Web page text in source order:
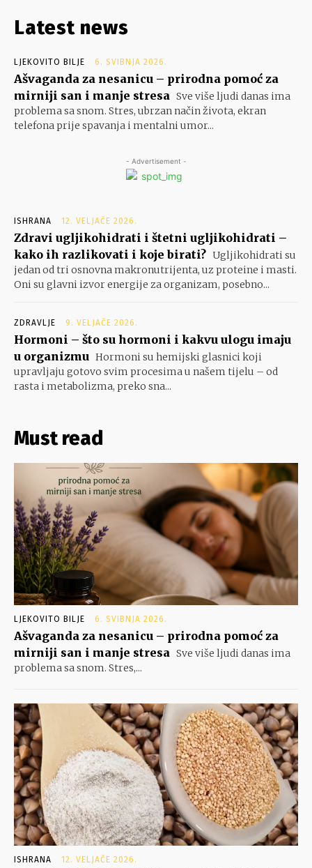
Latest news
LJEKOVITO BILJE 6. SVIBNJA 2026.
Ašvaganda za nesanicu – prirodna pomoć za
mirniji san i manje stresa Sve više ljudi danas ima
problema sa snom. Stres, ubrzan način života, ekran
telefona prije spavanja i mentalni umor...
- Advertisement -
ISHRANA 12. VELJAČE 2026.
Zdravi ugljikohidrati i štetni ugljikohidrati –
kako ih razlikovati i koje birati? Ugljikohidrati su
jedan od tri osnovna makronutrijenta, uz proteine i masti.
Oni su glavni izvor energije za organizam, posebno...
ZDRAVLJE 9. VELJAČE 2026.
Hormoni – što su hormoni i kakvu ulogu imaju
u organizmu Hormoni su hemijski glasnici koji
upravljaju gotovo svim procesima u našem tijelu – od
rasta i metabolizma, preko sna...
Must read
LJEKOVITO BILJE 6. SVIBNJA 2026.
Ašvaganda za nesanicu – prirodna pomoć za
mirniji san i manje stresa Sve više ljudi danas ima
problema sa snom. Stres,...
ISHRANA 12. VELJAČE 2026.